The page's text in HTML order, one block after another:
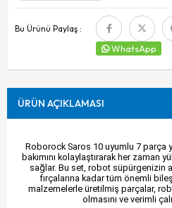
Bu Ürünü Paylaş :
WhatsApp
ÜRÜN AÇIKLAMASI
Roborock Saros 10 uyumlu 7 parça
bakımını kolaylaştırarak her zaman
sağlar. Bu set, robot süpürgenizin
fırçalarına kadar tüm önemli
malzemelerle üretilmiş parçalar,
olmasını ve verimli